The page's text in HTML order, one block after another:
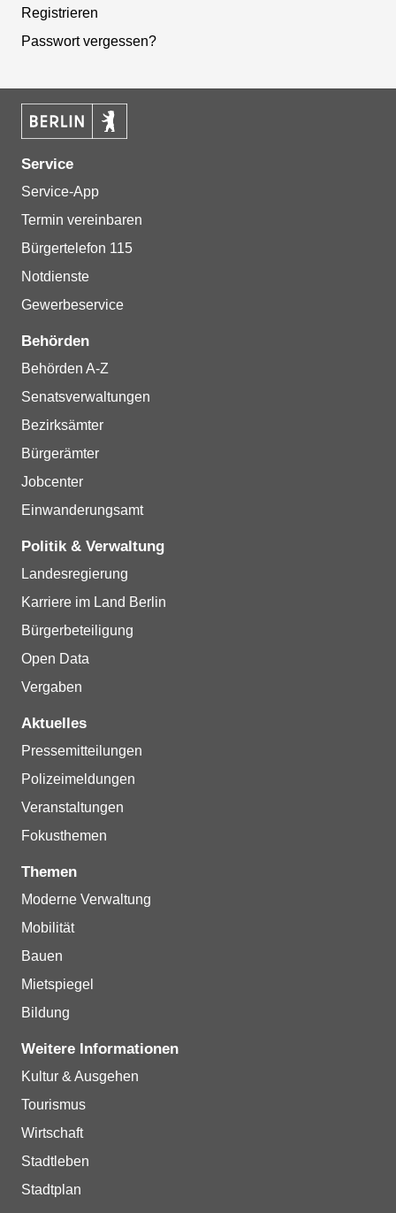
Registrieren
Passwort vergessen?
Service
Service-App
Termin vereinbaren
Bürgertelefon 115
Notdienste
Gewerbeservice
Behörden
Behörden A-Z
Senatsverwaltungen
Bezirksämter
Bürgerämter
Jobcenter
Einwanderungsamt
Politik & Verwaltung
Landesregierung
Karriere im Land Berlin
Bürgerbeteiligung
Open Data
Vergaben
Aktuelles
Pressemitteilungen
Polizeimeldungen
Veranstaltungen
Fokusthemen
Themen
Moderne Verwaltung
Mobilität
Bauen
Mietspiegel
Bildung
Weitere Informationen
Kultur & Ausgehen
Tourismus
Wirtschaft
Stadtleben
Stadtplan